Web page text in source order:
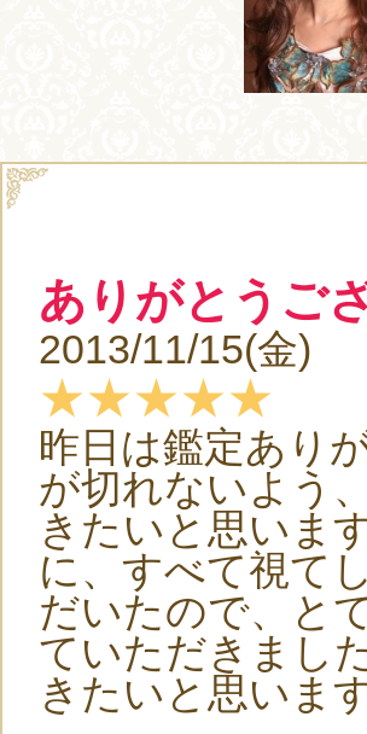
ありがとうご
2013/11/15(金)
★★★★★
昨日は鑑定あり
が切れないよう
きたいと思いま
に、すべて視て
だいたので、と
ていただきまし
きたいと思います